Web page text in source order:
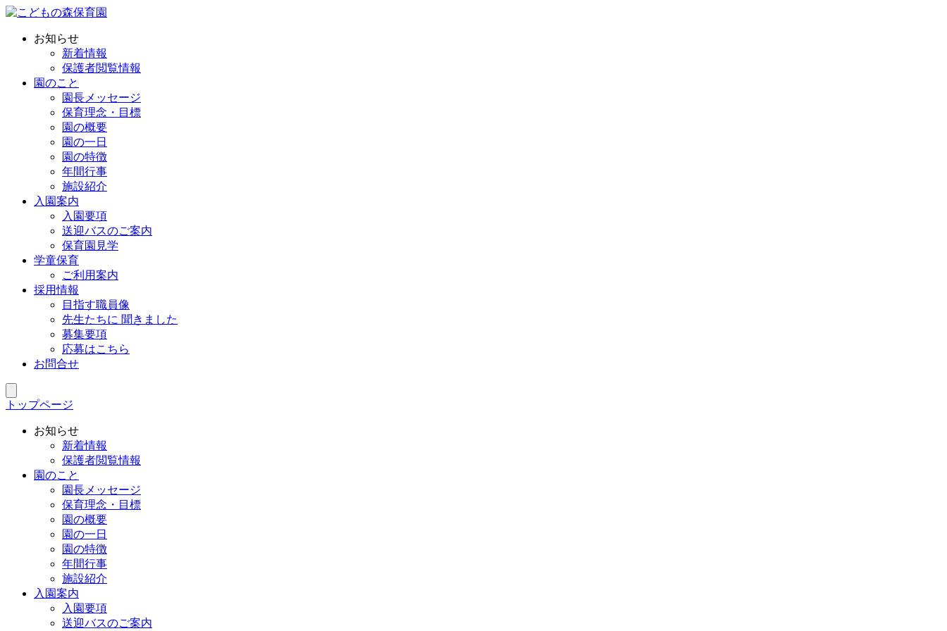
お知らせ
新着情報
保護者閲覧情報
園のこと
園長メッセージ
保育理念・目標
園の概要
園の一日
園の特徴
年間行事
施設紹介
入園案内
入園要項
送迎バスのご案内
保育園見学
学童保育
ご利用案内
採用情報
目指す職員像
先生たちに 聞きました
募集要項
応募はこちら
お問合せ
トップページ
お知らせ
新着情報
保護者閲覧情報
園のこと
園長メッセージ
保育理念・目標
園の概要
園の一日
園の特徴
年間行事
施設紹介
入園案内
入園要項
送迎バスのご案内